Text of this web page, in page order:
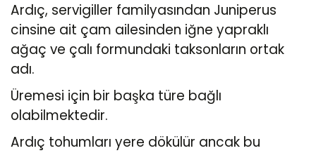
Ardıç, servigiller familyasından Juniperus
cinsine ait çam ailesinden iğne yapraklı
ağaç ve çalı formundaki taksonların ortak
adı.
Üremesi için bir başka türe bağlı
olabilmektedir.
Ardıç tohumları yere dökülür ancak bu